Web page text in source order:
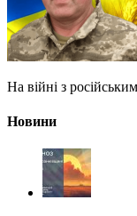
На війні з
Новини